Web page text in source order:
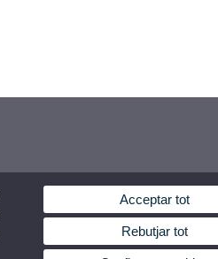
Acceptar tot
Rebutjar tot